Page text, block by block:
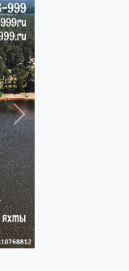
Next